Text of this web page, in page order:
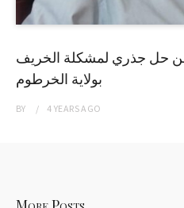
حل جذري لمشكلة الخريف
بولاية الخرطوم
BY 4 YEARSAGO